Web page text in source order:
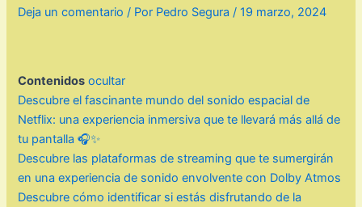
Deja un comentario / Por Pedro Segura/19 marzo, 2024
Contenidos ocultar
Descubre el fascinante mundo del sonido espacial de
Netflix: una experiencia inmersiva que te llevará más allá de
tu pantalla 🎧✨
Descubre las plataformas de streaming que te sumergirán
en una experiencia de sonido envolvente con Dolby Atmos
Descubre cómo identificar si estás disfrutando de la